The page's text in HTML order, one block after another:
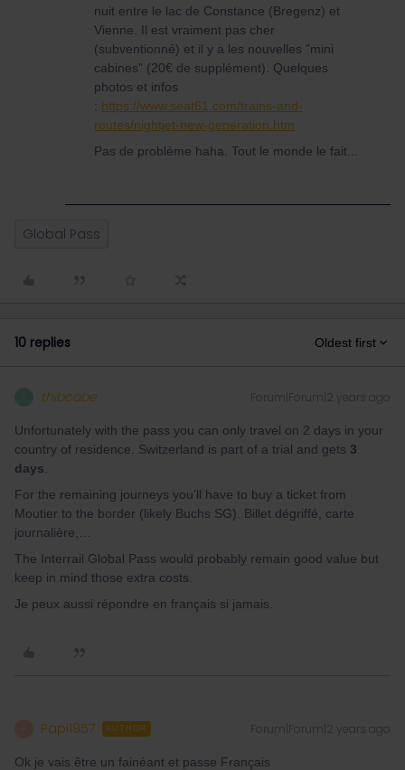
nuit entre le lac de Constance (Bregenz) et
Vienne. Il est vraiment pas cher
(subventionné) et il y a les nouvelles "mini
cabines" (20€ de supplément). Quelques
photos et infos
: https://www.seat61.com/trains-and-
routes/nightjet-new-generation.htm
Pas de problème haha. Tout le monde le fait...
Global Pass
10 replies Oldest first
thibcabe Forum|Forum|2 years ago
Unfortunately with the pass you can only travel on 2 days in your
country of residence. Switzerland is part of a trial and gets 3
days
For the remaining journeys you'll have to buy a ticket from
Moutier to the border (likely Buchs SG). Billet dégriffé, carte
journalière,…
The Interrail Global Pass would probably remain good value but
keep in mind those extra costs.
Je peux aussi répondre en français si jamais.
Papi1957 AUTHOR Forum|Forum|2 years ago
Ok je vais être un fainéant et passe Français